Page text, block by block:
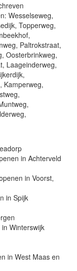
Wesselseweg,
Topperweg,
Paltrokstraat,
Oosterbrinkweg,
Laageinderweg,
Kamperweg,
in Achterveld
in Voorst,
in Spijk
Winterswijk
in West Maas en